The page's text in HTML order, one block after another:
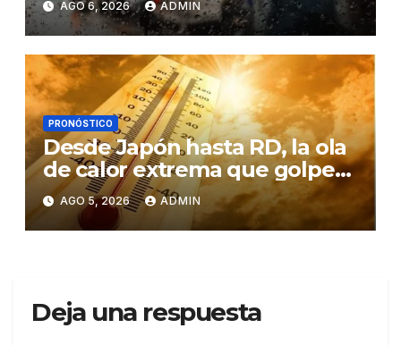
AGO 6, 2026 ADMIN
PRONÓSTICO
Desde Japón hasta RD, la ola
de calor extrema que golpea
a varios continentes por el
cambio climático
AGO 5, 2026 ADMIN
Deja una respuesta